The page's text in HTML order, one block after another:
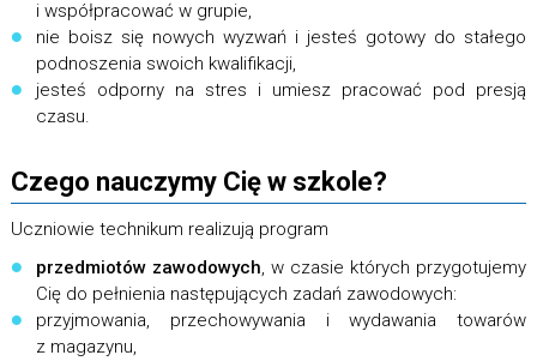
i współpracować w grupie,
nie boisz się nowych wyzwań i jesteś gotowy do stałego
podnoszenia swoich kwalifikacji,
jesteś odporny na stres i umiesz pracować pod presją
czasu.
Czego nauczymy Cię w szkole?
Uczniowie technikum realizują program
przedmiotów zawodowych, w czasie których przygotujemy
Cię do pełnienia następujących zadań zawodowych:
przyjmowania, przechowywania i wydawania towarów
z magazynu,